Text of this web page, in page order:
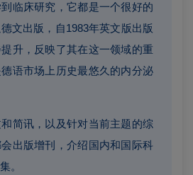
临床研究，它都是一个很好的
文出版，自1983年英文版出版
升，反映了其在这一领域的重
语市场上历史最悠久的内分泌
简讯，以及针对当前主题的综
出版增刊，介绍国内和国际科
。